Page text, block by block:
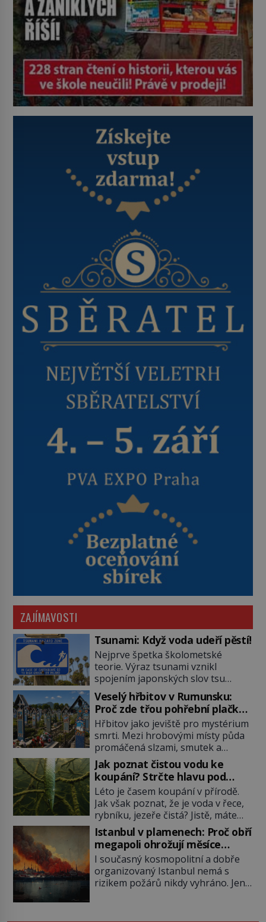
ZAJÍMAVOSTI
Tsunami: Když voda udeří pěstí!
Nejprve špetka školometské
teorie. Výraz tsunami vznikl
spojením japonských slov tsu
(přístav) a nami (vlna). Jedná se o
dlouhou vlnu, která je na volném
moři takřka nepostřehnutelná.
Ačkoli je vlnová délka tsunami i 300
kilometrů, výška vlny na volném
moři je maximálně 1,5 metru.
Máme se podobné obří vlny obávat
i v Evropě? Vznik tsunami si […]
Veselý hřbitov v Rumunsku:
Proč zde třou pohřební plačky
bídu s nouzí?
Hřbitov jako jeviště pro mystérium
smrti. Mezi hrobovými místy půda
promáčená slzami, smutek a
vědomí konečnosti lidské existence.
Jsou ale výjimky, kde pohřební
plačky smutně žmoulají kapesníky
nikoli při smutečním obřadu, ale
při pohledu na výši vyměřené
podpory v nezaměstnanosti. Kam
vás pozveme? Unikátní hřbitov,
který si vysloužil název „Veselý“,
najdeme v rumunské vesnici
Sapanta, nedaleko hranic […]
Jak poznat čistou vodu ke
koupání? Strčte hlavu pod
hladinu!
Léto je časem koupání v přírodě.
Jak však poznat, že je voda v řece,
rybníku, jezeře čistá? Jistě, máte
možnost využít informace
hygieniků či podrobit křížovému
výslechu provozovatele přírodního
koupaliště. Existuje ale ještě jiná
alternativa. Jaká? Podívat se pod
hladinu a zjistit, kdo si onu
Istanbul v plamenech: Proč obří
megapoli ohrožují měsíce
smaženého lilku?
I současný kosmopolitní a dobře
organizovaný Istanbul nemá s
rizikem požárů nikdy vyhráno. Jen
skrýval Istanbul časů minulých. Jak